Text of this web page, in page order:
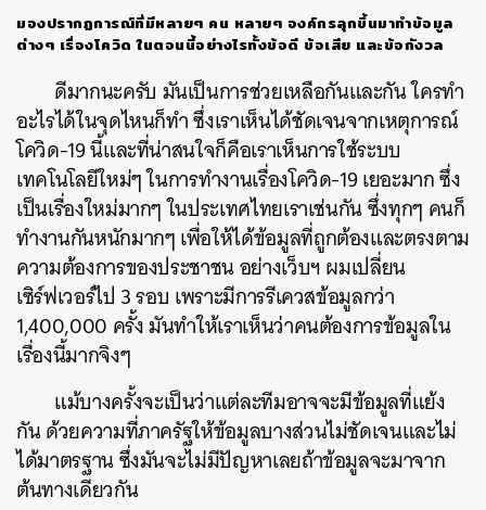
มองปรากฏการณ์ที่มีหลายๆ คน หลายๆ องค์กรลุกขึ้นมาทำข้อมูล
ต่างๆ เรื่องโควิด ในตอนนี้อย่างไรทั้งข้อดี ข้อเสีย และข้อกังวล
ดีมากนะครับ มันเป็นการช่วยเหลือกันและกัน ใครทำ
อะไรได้ในจุดไหนก็ทำ ซึ่งเราเห็นได้ชัดเจนจากเหตุการณ์
โควิด-19 นี้และที่น่าสนใจก็คือเราเห็นการใช้ระบบ
เทคโนโลยีใหม่ๆ ในการทำงานเรื่องโควิด-19 เยอะมาก ซึ่ง
เป็นเรื่องใหม่มากๆ ในประเทศไทยเราเช่นกัน ซึ่งทุกๆ คนก็
ทำงานกันหนักมากๆ เพื่อให้ได้ข้อมูลที่ถูกต้องและตรงตาม
ความต้องการของประชาชน อย่างเว็บฯ ผมเปลี่ยน
เซิร์ฟเวอร์ไป 3 รอบ เพราะมีการรีเควสข้อมูลกว่า
1,400,000 ครั้ง มันทำให้เราเห็นว่าคนต้องการข้อมูลใน
เรื่องนี้มากจิงๆ
แม้บางครั้งจะเป็นว่าแต่ละทีมอาจจะมีข้อมูลที่แย้ง
กัน ด้วยความที่ภาครัฐให้ข้อมูลบางส่วนไม่ชัดเจนและไม่
ได้มาตรฐาน ซึ่งมันจะไม่มีปัญหาเลยถ้าข้อมูลจะมาจาก
ต้นทางเดียวกัน